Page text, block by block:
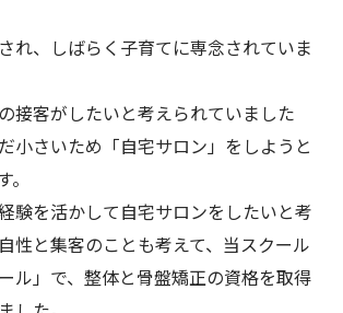
れ、しばらく子育てに専念されていま
接客がしたいと考えられていました
小さいため「自宅サロン」をしようと
験を活かして自宅サロンをしたいと考
性と集客のことも考えて、当スクール
ル」で、整体と骨盤矯正の資格を取得